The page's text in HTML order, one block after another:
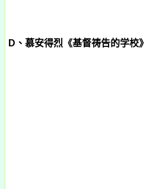
D 、慕安得烈《基督祷告的学校》